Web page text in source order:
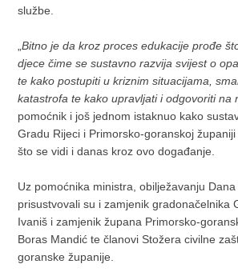
službe.
„Bitno je da kroz proces edukacije prođe
djece čime se sustavno razvija svijest o
te kako postupiti u kriznim situacijama,
katastrofa te kako upravljati i odgovoriti na
pomoćnik i još jednom istaknuo kako
Gradu Rijeci i Primorsko-goranskoj
što se vidi i danas kroz ovo događanje.
Uz pomoćnika ministra, obilježavanju Dana
prisustvovali su i zamjenik gradonačelnika
Ivaniš i zamjenik župana Primorsko-
Boras Mandić te članovi Stožera civilne
goranske županije.